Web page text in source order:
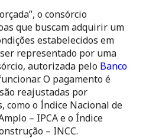
o consórcio
que buscam adquirir um
estabelecidos em
representado por uma
autorizada pelo Banco
O pagamento é
reajustadas por
como o Índice Nacional de
– IPCA e o Índice
– INCC.